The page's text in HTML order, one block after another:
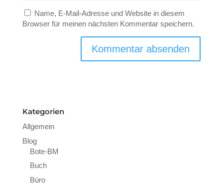
Name, E-Mail-Adresse und Website in diesem
Browser für meinen nächsten Kommentar speichern.
Kategorien
Allgemein
Blog
Bote-BM
Buch
Büro